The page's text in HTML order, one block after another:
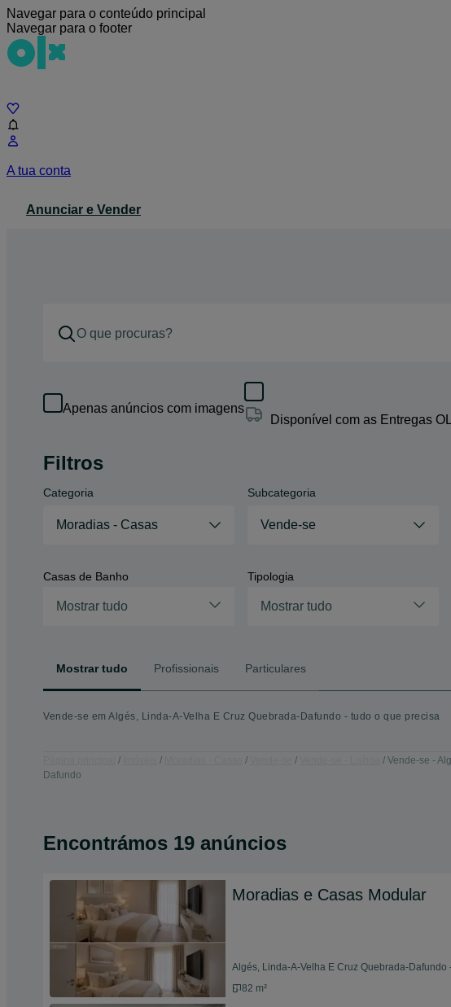
Navegar para o conteúdo principal
Navegar para o footer
A tua conta
Anunciar e Vender
Apenas anúncios com imagens
Disponível com as Entregas
Filtros
Categoria
Moradias - Casas
Subcategoria
Vende-se
Casas de Banho
Mostrar tudo
Tipologia
Mostrar tudo
Mostrar tudo Profissionais Particulares
Vende-se em Algés, Linda-A-Velha E Cruz Quebrada-Dafundo - tudo o que precisa
Vende-se -
Dafundo
Encontrámos 19 anúncios
Moradias e Casas Modular
Algés, Linda-A-Velha E Cruz Quebrada-
82 m²